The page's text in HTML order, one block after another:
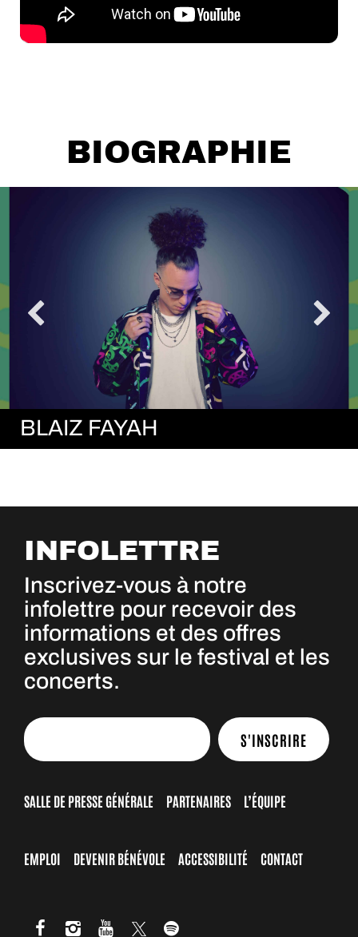
BIOGRAPHIE
BLAIZ FAYAH
INFOLETTRE
Inscrivez-vous à notre
infolettre pour recevoir des
informations et des offres
exclusives sur le festival et les
concerts.
S'INSCRIRE
SALLE DE PRESSE GÉNÉRALE PARTENAIRES L’ÉQUIPE
EMPLOI DEVENIR BÉNÉVOLE ACCESSIBILITÉ CONTACT